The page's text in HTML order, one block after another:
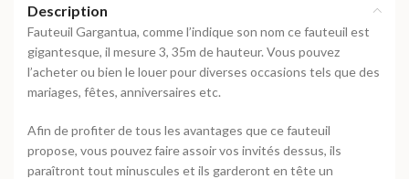
Description
Fauteuil Gargantua, comme l’indique son nom ce fauteuil est
gigantesque, il mesure 3, 35m de hauteur. Vous pouvez
l’acheter ou bien le louer pour diverses occasions tels que des
mariages, fêtes, anniversaires etc.
Afin de profiter de tous les avantages que ce fauteuil
propose, vous pouvez faire assoir vos invités dessus, ils
paraîtront tout minuscules et ils garderont en tête un